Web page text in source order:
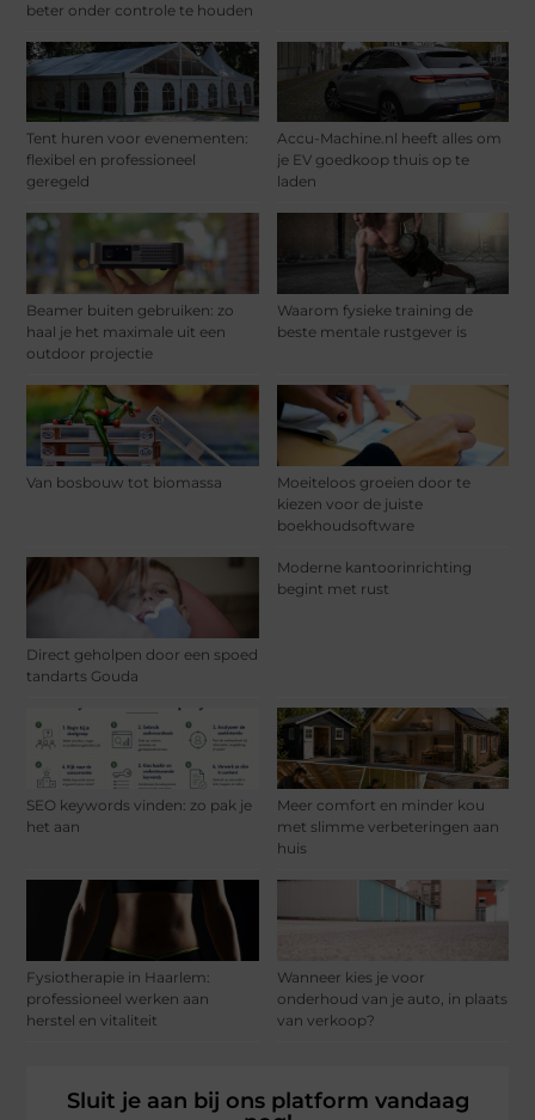
beter onder controle te houden
Tent huren voor evenementen:
flexibel en professioneel
geregeld
Accu-Machine.nl heeft alles om
je EV goedkoop thuis op te
laden
Beamer buiten gebruiken: zo
haal je het maximale uit een
outdoor projectie
Waarom fysieke training de
beste mentale rustgever is
Van bosbouw tot biomassa
Moeiteloos groeien door te
kiezen voor de juiste
boekhoudsoftware
Direct geholpen door een spoed
tandarts Gouda
Moderne kantoorinrichting
begint met rust
SEO keywords vinden: zo pak je
het aan
Meer comfort en minder kou
met slimme verbeteringen aan
huis
Fysiotherapie in Haarlem:
professioneel werken aan
herstel en vitaliteit
Wanneer kies je voor
onderhoud van je auto, in plaats
van verkoop?
Sluit je aan bij ons platform vandaag